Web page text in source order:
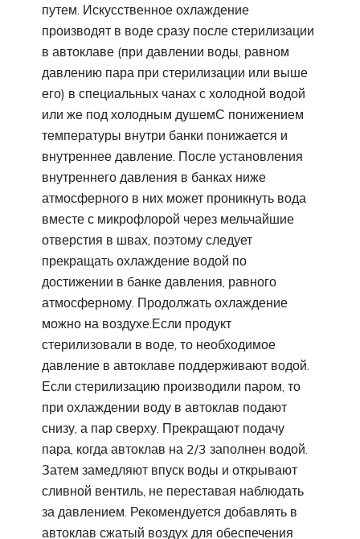
путем. Искусственное охлаждение
производят в воде сразу после стерилизации
в автоклаве (при давлении воды, равном
давлению пара при стерилизации или выше
его) в специальных чанах с холодной водой
или же под холодным душемС понижением
температуры внутри банки понижается и
внутреннее давление. После установления
внутреннего давления в банках ниже
атмосферного в них может проникнуть вода
вместе с микрофлорой через мельчайшие
отверстия в швах, поэтому следует
прекращать охлаждение водой по
достижении в банке давления, равного
атмосферному. Продолжать охлаждение
можно на воздухе.Если продукт
стерилизовали в воде, то необходимое
давление в автоклаве поддерживают водой.
Если стерилизацию производили паром, то
при охлаждении воду в автоклав подают
снизу, а пар сверху. Прекращают подачу
пара, когда автоклав на 2/3 заполнен водой.
Затем замедляют впуск воды и открывают
сливной вентиль, не переставая наблюдать
за давлением. Рекомендуется добавлять в
автоклав сжатый воздух для обеспечения